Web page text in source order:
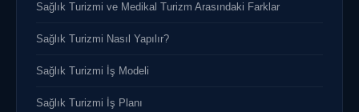
Sağlık Turizmi ve Medikal Turizm Arasındaki Farklar
Sağlık Turizmi Nasıl Yapılır?
Sağlık Turizmi İş Modeli
Sağlık Turizmi İş Planı